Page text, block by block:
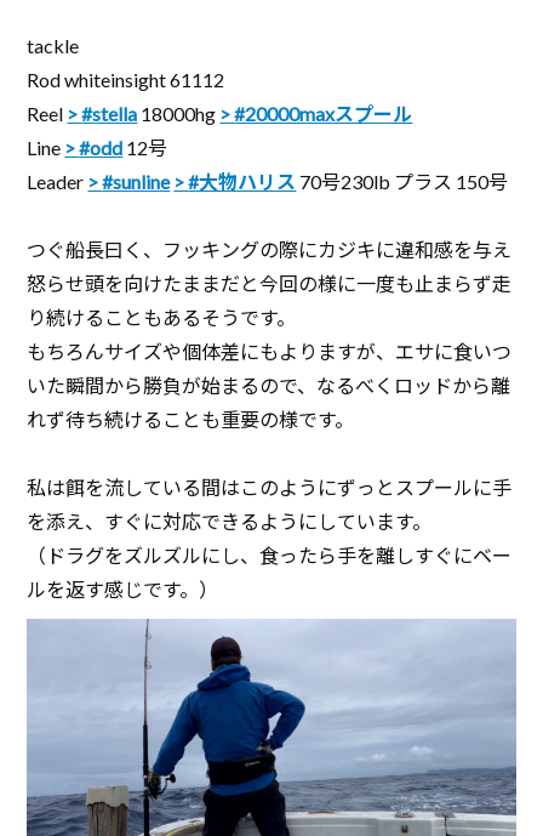
tackle
Rod whiteinsight 61112
Reel
#stella 18000hg
#20000maxスプール
Line
#odd 12号
Leader
#sunline #大物ハリス 70号230lb プラス 150号
つぐ船長曰く、フッキングの際にカジキに違和感を与え
怒らせ頭を向けたままだと今回の様に一度も止まらず走
り続けることもあるそうです。
もちろんサイズや個体差にもよりますが、エサに食いつ
いた瞬間から勝負が始まるので、なるべくロッドから離
れず待ち続けることも重要の様です。
私は餌を流している間はこのようにずっとスプールに手
を添え、すぐに対応できるようにしています。
（ドラグをズルズルにし、食ったら手を離しすぐにベー
ルを返す感じです。）